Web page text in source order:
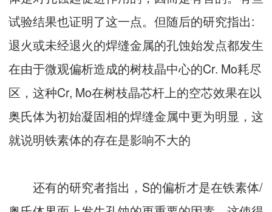
试验结果也证明了这一点。但随后的研究指出:
退火或未经退火的焊缝金属的孔蚀始发点都发生
在由于微观偏析造成的树枝晶中心的Cr. Mo耗尽
区，这种Cr, Mo在树枝晶芯杆上的空芯效果在以
奥氏体为初始凝固相的焊缝金属中更为明显，这
就说明铁素体的存在是影响不大的
还有的研究者指出，S的偏析才是在铁素体/